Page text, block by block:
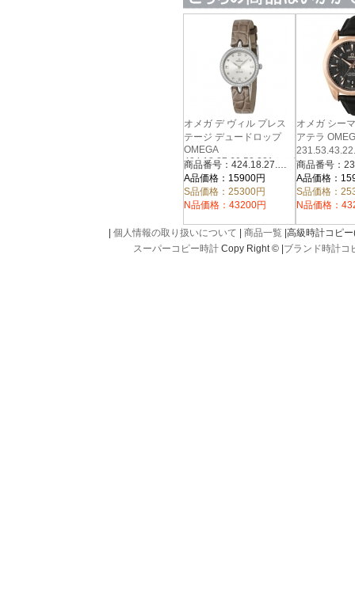
オメガ デ ヴィル プレス
テージ デュードロップ
OMEGA
424.18.27.60.52.001 レデ
ィース
商品番号：424.18.27.60.52.001
A品価格：15900円
S品価格：25300円
N品価格：43200円
オメガ シー
アテラ
ズ
A品価格：
S品価格：
N品価格：
個人情報の取り扱いについて 商品一覧 |高級時計コピ
スーパーコピー時計Copy Right © | ブランド時計コ